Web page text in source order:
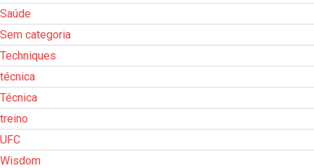
Saúde
Sem categoria
Techniques
técnica
Técnica
treino
UFC
Wisdom